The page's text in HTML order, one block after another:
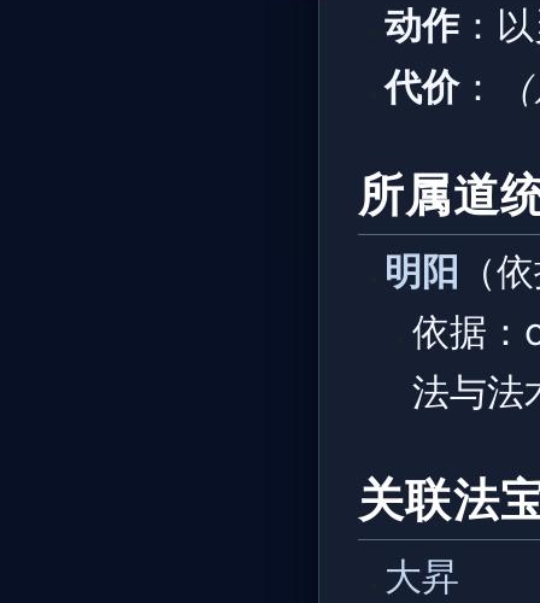
动作：
代价：
所属道
明阳
（
依据：
法与法
关联法
大昇